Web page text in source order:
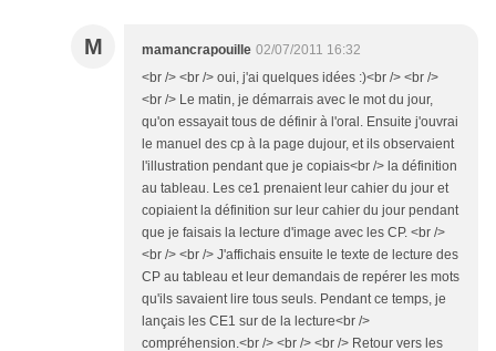
M mamancrapouille 02/07/2011 16:32
<br /> <br /> oui, j'ai quelques idées :)<br /> <br />
<br /> Le matin, je démarrais avec le mot du jour,
qu'on essayait tous de définir à l'oral. Ensuite j'ouvrai
le manuel des cp à la page dujour, et ils observaient
l'illustration pendant que je copiais<br /> la définition
au tableau. Les ce1 prenaient leur cahier du jour et
copiaient la définition sur leur cahier du jour pendant
que je faisais la lecture d'image avec les CP. <br />
<br /> <br /> J'affichais ensuite le texte de lecture des
CP au tableau et leur demandais de repérer les mots
qu'ils savaient lire tous seuls. Pendant ce temps, je
lançais les CE1 sur de la lecture<br />
compréhension.<br /> <br /> <br /> Retour vers les